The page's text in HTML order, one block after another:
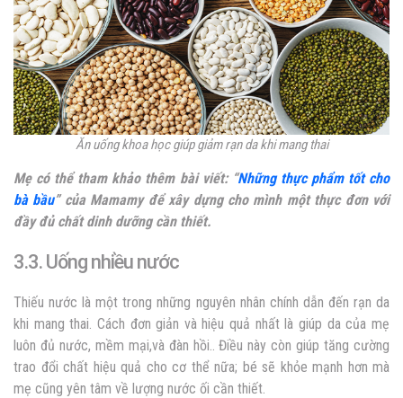
Ăn uống khoa học giúp giảm rạn da khi mang thai
Mẹ có thể tham khảo thêm bài viết: “Những thực phẩm tốt cho
bà bầu” của Mamamy để xây dựng cho mình một thực đơn với
đầy đủ chất dinh dưỡng cần thiết.
3.3. Uống nhiều nước
Thiếu nước là một trong những nguyên nhân chính dẫn đến rạn da
khi mang thai. Cách đơn giản và hiệu quả nhất là giúp da của mẹ
luôn đủ nước, mềm mại,và đàn hồi.. Điều này còn giúp tăng cường
trao đổi chất hiệu quả cho cơ thể nữa; bé sẽ khỏe mạnh hơn mà
mẹ cũng yên tâm về lượng nước ối cần thiết.